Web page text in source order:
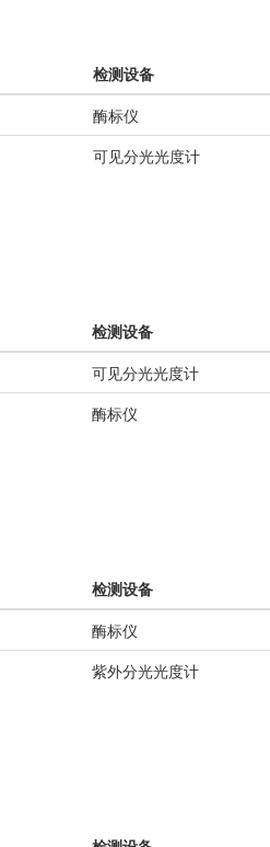
检测设备
酶标仪
可见分光光度计
检测设备
可见分光光度计
酶标仪
检测设备
酶标仪
紫外分光光度计